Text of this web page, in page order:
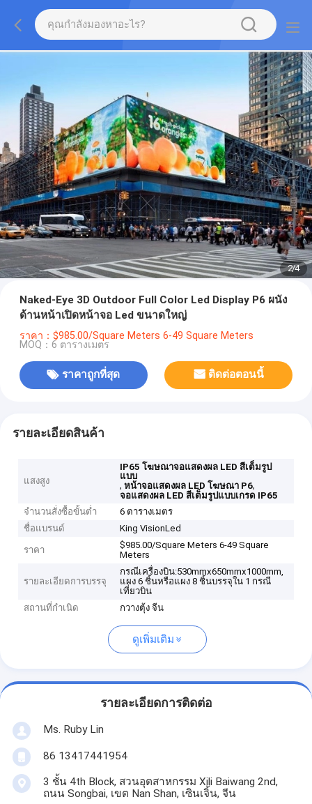
2/4
Naked-Eye 3D Outdoor Full Color Led Display P6 ผนัง
ด้านหน้าเปิดหน้าจอ Led ขนาดใหญ่
ราคา：$985.00/Square Meters 6-49 Square Meters
MOQ：6 ตารางเมตร
ราคาถูกที่สุด ติดต่อตอนนี้
รายละเอียดสินค้า
แสงสูง
IP65 โฆษณาจอแสดงผล LED สีเต็มรูป
แบบ
,หน้าจอแสดงผล LED โฆษณา P6,
จอแสดงผล LED สีเต็มรูปแบบเกรด IP65
จำนวนสั่งซื้อขั้นต่ำ
6 ตารางเมตร
ชื่อแบรนด์
King VisionLed
ราคา
$985.00/Square Meters 6-49 Square
Meters
รายละเอียดการบรรจุ
กรณีเครื่องบิน:530mmx650mmx1000mm,
แผง 6 ชิ้นหรือแผง 8 ชิ้นบรรจุใน 1 กรณี
เที่ยวบิน
สถานที่กำเนิด
กวางตุ้ง จีน
ดูเพิ่มเติม
รายละเอียดการติดต่อ
Ms. Ruby Lin
86 13417441954
3 ชั้น 4th Block, สวนอุตสาหกรรม Xili Baiwang 2nd,
ถนน Songbai, เขต Nan Shan, เซินเจิ้น, จีน